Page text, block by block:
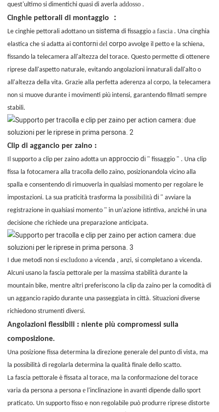
quest'ultimo si dimentichi quasi di averla addosso .
Cinghie pettorali di montaggio ：
Le cinghie pettorali adottano un sistema di fissaggio a fascia . Una cinghia
elastica che si adatta ai contorni del corpo avvolge il petto e la schiena,
fissando la telecamera all'altezza del torace. Questo permette di ottenere
riprese dall'aspetto naturale, evitando angolazioni innaturali dall'alto o
all'altezza della vita. Grazie alla perfetta aderenza al corpo, la telecamera
non si muove durante i movimenti più intensi, garantendo filmati sempre
stabili.
Clip di aggancio per zaino :
Il supporto a clip per zaino adotta un approccio di " fissaggio " . Una clip
fissa la fotocamera alla tracolla dello zaino, posizionandola vicino alla
spalla e consentendo di rimuoverla in qualsiasi momento per regolare le
impostazioni. La sua praticità trasforma la possibilità di " avviare la
registrazione in qualsiasi momento " in un'azione istintiva, anziché in una
decisione che richiede una preparazione anticipata.
I due metodi non si escludono a vicenda , anzi, si completano a vicenda.
Alcuni usano la fascia pettorale per la massima stabilità durante la
mountain bike, mentre altri preferiscono la clip da zaino per la comodità di
un aggancio rapido durante una passeggiata in città. Situazioni diverse
richiedono strumenti diversi.
Angolazioni flessibili : niente più compromessi sulla
composizione.
Una posizione fissa determina la direzione generale del punto di vista, ma
la possibilità di regolarla determina la qualità finale dello scatto.
La fascia pettorale è fissata al torace, ma la conformazione del torace
varia da persona a persona e l'inclinazione in avanti dipende dallo sport
praticato. Un supporto fisso e non regolabile può produrre riprese distorte